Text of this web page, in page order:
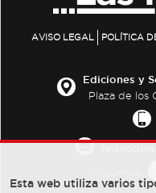
AVISO LEGAL POLÍTICA
Ediciones y
Plaza de los
Esta web utiliza varios